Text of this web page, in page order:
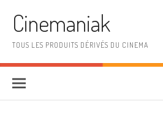
Cinemaniak
TOUS LES PRODUITS DÉRIVÉS DU CINEMA